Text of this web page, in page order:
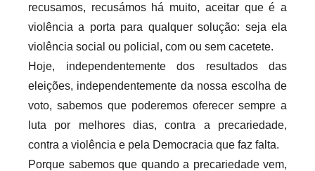
recusamos, recusámos há muito, aceitar que é a
violência a porta para qualquer solução: seja ela
violência social ou policial, com ou sem cacetete.
Hoje, independentemente dos resultados das
eleições, independentemente da nossa escolha de
voto, sabemos que poderemos oferecer sempre a
luta por melhores dias, contra a precariedade,
contra a violência e pela Democracia que faz falta.
Porque sabemos que quando a precariedade vem,